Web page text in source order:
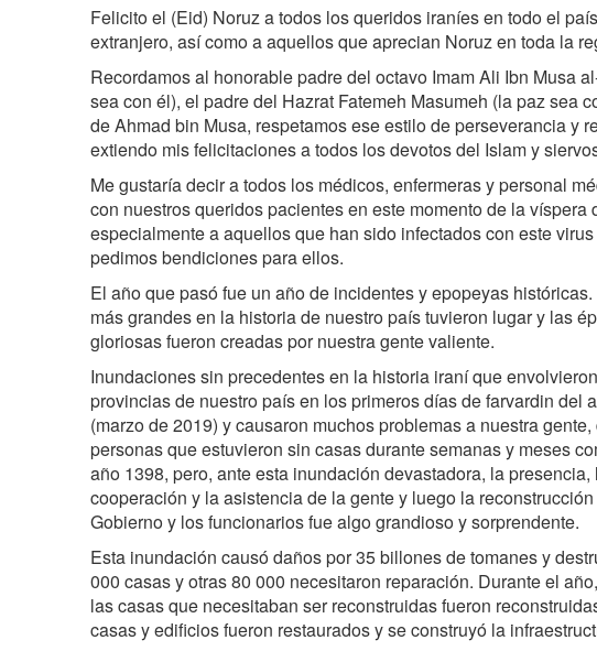
Felicito el (Eid) Noruz a todos los queridos iraníes en todo el
extranjero, así como a aquellos que aprecian Noruz en toda la
Recordamos al honorable padre del octavo Imam Ali Ibn Musa
sea con él), el padre del Hazrat Fatemeh Masumeh (la paz sea
de Ahmad bin Musa, respetamos ese estilo de perseverancia y
extiendo mis felicitaciones a todos los devotos del Islam y
Me gustaría decir a todos los médicos, enfermeras y personal
con nuestros queridos pacientes en este momento de la víspera
especialmente a aquellos que han sido infectados con este
pedimos bendiciones para ellos.
El año que pasó fue un año de incidentes y epopeyas
más grandes en la historia de nuestro país tuvieron lugar y las
gloriosas fueron creadas por nuestra gente valiente.
Inundaciones sin precedentes en la historia iraní que
provincias de nuestro país en los primeros días de farvardin del
(marzo de 2019) y causaron muchos problemas a nuestra
personas que estuvieron sin casas durante semanas y meses
año 1398, pero, ante esta inundación devastadora, la
cooperación y la asistencia de la gente y luego la
Gobierno y los funcionarios fue algo grandioso y sorprendente.
Esta inundación causó daños por 35 billones de tomanes y
000 casas y otras 80 000 necesitaron reparación. Durante el
las casas que necesitaban ser reconstruidas fueron
casas y edificios fueron restaurados y se construyó la